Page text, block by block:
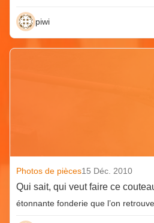
piwi
Photos de pièces15 Déc. 2010
Qui sait, qui veut faire ce
étonnante fonderie que l’on